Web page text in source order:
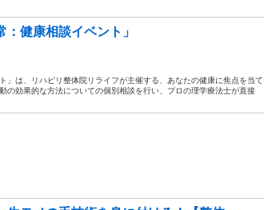
：健康相談イベント」
」は、リハビリ整体院リライフが主催する、あなたの健康に焦点を当て
の効果的な方法についての個別相談を行い、プロの理学療法士が直接